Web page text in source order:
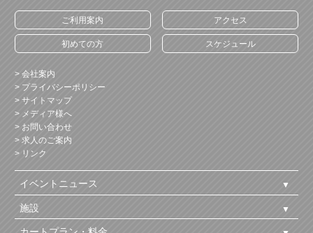
ご利用案内 アクセス
初めての方 スケジュール
> 会社案内
> プライバシーポリシー
> サイトマップ
> メディア様へ
> お問い合わせ
> 求人のご案内
> リンク
イベントニュース
施設